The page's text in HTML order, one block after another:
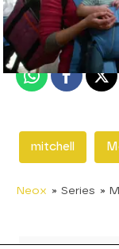
Madrid
Publicado: 07
Whatsapp X
mitchell
Neox » Series »